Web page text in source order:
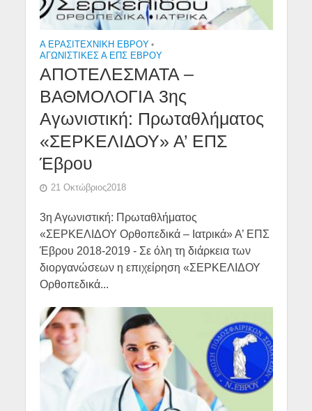
Α ΕΡΑΣΙΤΕΧΝΙΚΉ ΈΒΡΟΥ •
ΑΓΩΝΙΣΤΙΚΕΣ Α ΕΠΣ ΕΒΡΟΥ
ΑΠΟΤΕΛΕΣΜΑΤΑ –
ΒΑΘΜΟΛΟΓΙΑ 3ης
Αγωνιστική: Πρωταθλήματος
«ΣΕΡΚΕΛΙΔΟΥ» Α’ ΕΠΣ
Έβρου
21 Οκτώβριος2018
3η Αγωνιστική: Πρωταθλήματος
«ΣΕΡΚΕΛΙΔΟΥ Ορθοπεδικά – Ιατρικά» Α’ ΕΠΣ
Έβρου 2018-2019 - Σε όλη τη διάρκεια των
διοργανώσεων η επιχείρηση «ΣΕΡΚΕΛΙΔΟΥ
Ορθοπεδικά...